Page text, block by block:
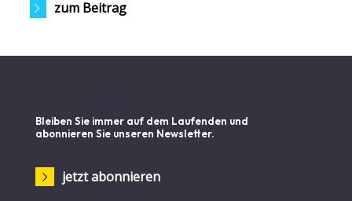
zum Beitrag
Bleiben Sie immer auf dem Laufenden und
abonnieren Sie unseren Newsletter.
jetzt abonnieren